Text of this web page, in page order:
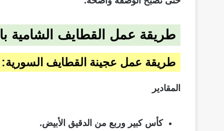
طريقة عمل القطايف الشامية
طريقة عمل عجينة القطايف السورية:
المقادير
كأس كبير وربع من الدقيق الأبيض.